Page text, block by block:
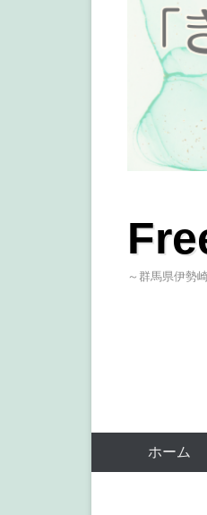
～群馬県伊勢
ホーム